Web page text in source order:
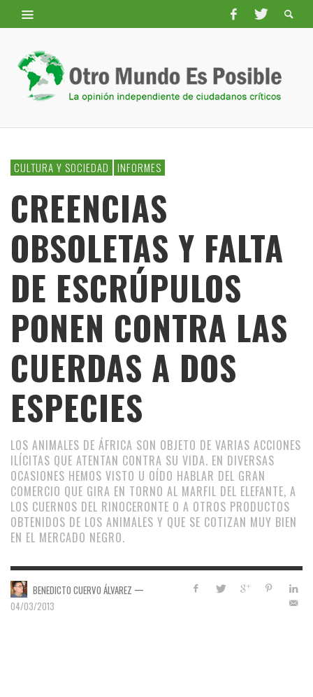
CULTURA Y SOCIEDAD INFORMES
CREENCIAS
OBSOLETAS Y FALTA
DE ESCRÚPULOS
PONEN CONTRA LAS
CUERDAS A DOS
ESPECIES
LOS ANIMALES DE ÁFRICA SON OBJETO DE VARIAS ACCIONES
ILÍCITAS QUE ATENTAN CONTRA SU VIDA. EN DIVERSAS
OCASIONES HEMOS VISTO U OÍDO HABLAR DEL GRAN
COMERCIO QUE GIRA EN TORNO AL MARFIL DEL ELEFANTE, A
LOS CUERNOS DEL RINOCERONTE O A OTROS PRODUCTOS
OBTENIDOS DE LOS ANIMALES Y QUE SE COTIZAN MUY BIEN
EN EL MERCADO NEGRO.
BENEDICTO CUERVO ÁLVAREZ —
04/03/2013